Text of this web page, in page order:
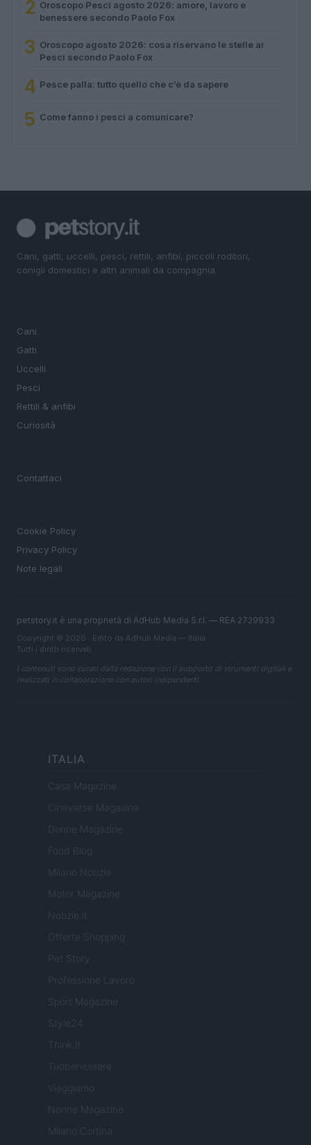
2 Oroscopo Pesci agosto 2026: amore, lavoro e
benessere secondo Paolo Fox
3 Oroscopo agosto 2026: cosa riservano le stelle ai
Pesci secondo Paolo Fox
4 Pesce palla: tutto quello che c’è da sapere
5 Come fanno i pesci a comunicare?
Cani, gatti, uccelli, pesci, rettili, anfibi, piccoli roditori,
conigli domestici e altri animali da compagnia.
Cani
Gatti
Uccelli
Pesci
Rettili & anfibi
Curiosità
Contattaci
Cookie Policy
Privacy Policy
Note legali
petstory.it è una proprietà di AdHub Media S.r.l. — REA 2729933
Copyright © 2026 · Edito da AdHub Media — Italia
Tutti i diritti riservati
I contenuti sono curati dalla redazione con il supporto di strumenti digitali e
realizzati in collaborazione con autori indipendenti.
ITALIA
Casa Magazine
Cineverse Magazine
Donne Magazine
Food Blog
Milano Notizie
Motor Magazine
Notizie.it
Offerte Shopping
Professione Lavoro
Sport Magazine
Style24
Think.it
Tuobenessere
Viaggiamo
Nonne Magazine
Milano Cortina